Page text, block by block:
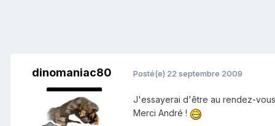
dinomaniac80 Posté(e) 22 septembre 2009
J'essayerai d'être au rendez-
Merci André !